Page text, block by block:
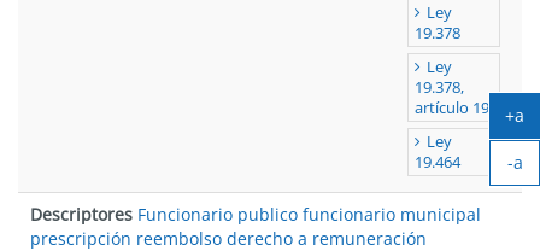
Ley
19.378
Ley
19.378,
artículo 19
Ley
19.464
Descriptores Funcionario publico funcionario municipal
prescripción reembolso derecho a remuneración
+a
-a